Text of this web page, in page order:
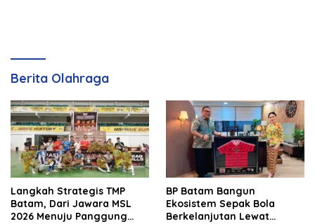
Berita Olahraga
Langkah Strategis TMP
Batam, Dari Jawara MSL
2026 Menuju Panggung
BP Batam Bangun
Ekosistem Sepak Bola
Berkelanjutan Lewat